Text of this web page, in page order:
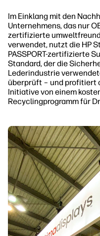
Im Einklang mit den
Unternehmens, das nur
zertifizierte
verwendet, nutzt die HP
PASSPORT-zertifizierte
Standard, der die
Lederindustrie
überprüft – und profitiert
Initiative von einem
Recyclingprogramm für